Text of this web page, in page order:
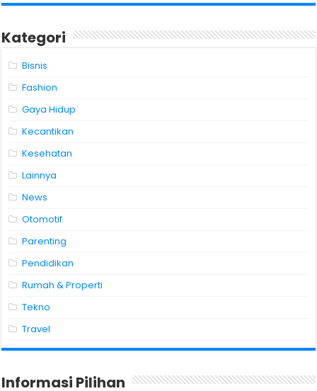
Kategori
Bisnis
Fashion
Gaya Hidup
Kecantikan
Kesehatan
Lainnya
News
Otomotif
Parenting
Pendidikan
Rumah & Properti
Tekno
Travel
Informasi Pilihan